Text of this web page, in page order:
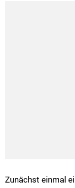
Zunächst einmal